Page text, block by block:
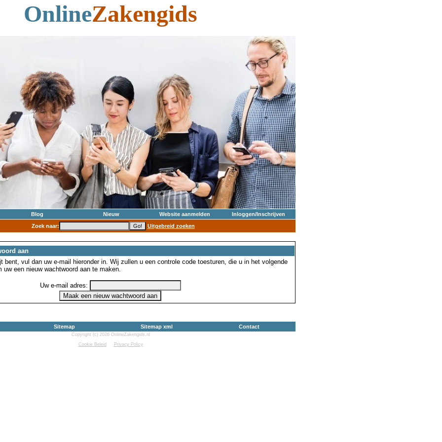
OnlineZakengids
Blog Nieuw Website aanmelden
Inloggen/Inschrijven
Zoek naar:
Uitgebreid zoeken
aan
bent, vul dan uw e-mail hieronder in. Wij zullen u een controle code toesturen, die u in het volgende
een nieuw wachtwoord aan te maken.
Uw e-mail adres:
Sitemap Sitemap xml Contact
Copyright (c) 2026 OnlineZakengids.nl
Cookie Beleid
Privacy Policy